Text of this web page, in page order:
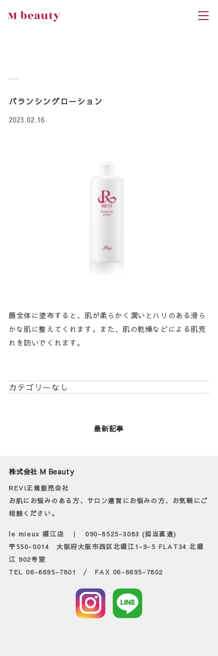
M beauty
バランシングローション
2023.02.16
顔全体に塗布すると、肌が柔らかく潤いとハリのある滑ら
かな肌に整えてくれます。また、肌の乾燥などによる肌荒
れを防いでくれます。
カテゴリーなし
最新記事
株式会社 M Beauty
REVI正規販売会社
お肌にお悩みのある方、サロン運営にお悩みの方、お気軽にご
相談ください。
le mieux 堀江店 ｜ 090-8525-3083 (担当直通)
〒550-0014 大阪府大阪市西区北堀江1-9-5 FLAT34 北堀
江 902号室
TEL 06-6695-7801 / FAX 06-6695-7802